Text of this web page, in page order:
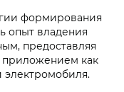
формирования
опыт владения
предоставляя
приложением как
электромобиля.